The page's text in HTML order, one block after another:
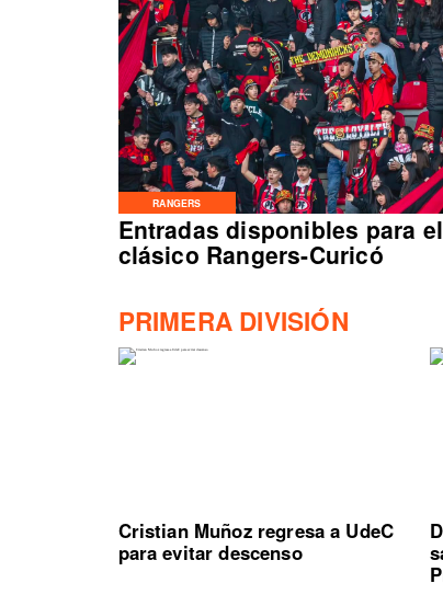
RANGERS
Entradas disponibles para el
clásico Rangers-Curicó
PRIMERA DIVISIÓN
Cristian Muñoz regresa a UdeC
para evitar descenso